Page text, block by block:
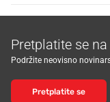
Pretplatite se na
Podržite neovisno
Pretplatite se